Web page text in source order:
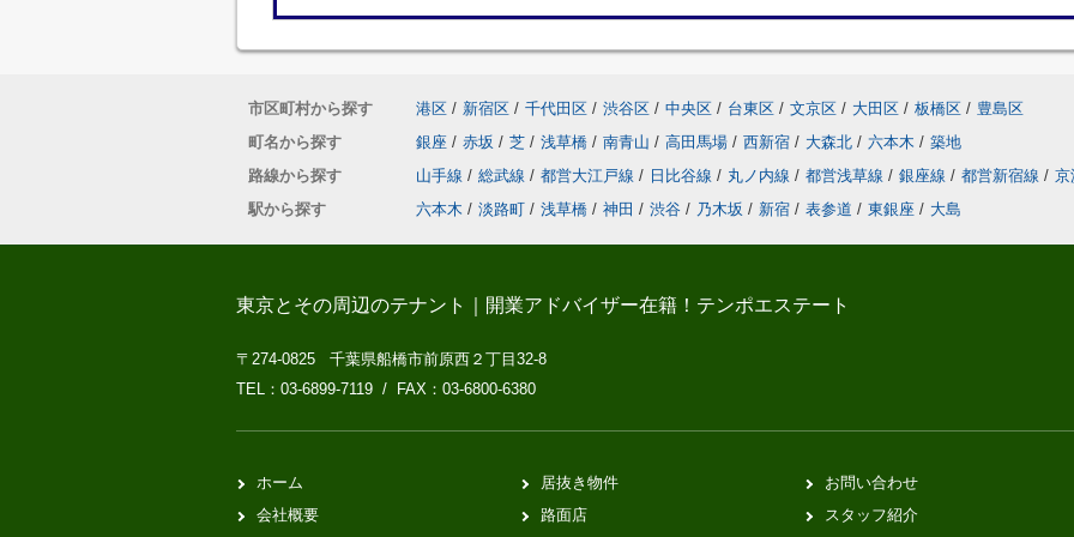
市区町村から探す 港区 / 新宿区 / 千代田区 / 渋谷区 / 中央区 / 台東区 / 文京区 / 大田区 / 板橋区 / 豊島区
町名から探す
銀座 / 赤坂 / 芝 / 浅草橋 / 南青山 / 高田馬場 / 西新宿 / 大森北 / 六本木 / 築地
路線から探す
山手線 / 総武線 / 都営大江戸線 / 日比谷線 / 丸ノ内線 / 都営浅草線 / 銀座線 / 都営新宿線 / 京
駅から探す
六本木 / 淡路町 / 浅草橋 / 神田 / 渋谷 / 乃木坂 / 新宿 / 表参道 / 東銀座 / 大島
東京とその周辺のテナント｜開業アドバイザー在籍！テンポエステート
〒274-0825 千葉県船橋市前原西２丁目32-8
TEL：03-6899-7119 / FAX：03-6800-6380
ホーム
会社概要
居抜き物件
路面店
お問い合わせ
スタッフ紹介